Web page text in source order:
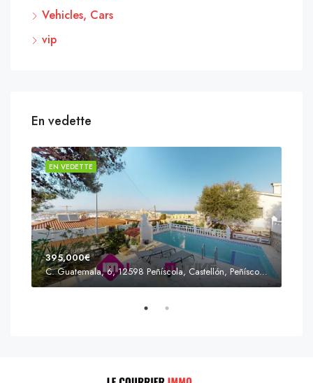
Vehicles, Cars
vip
En vedette
EN VEDETTE
395,000€
C. Guatemala, 6, 12598 Peñíscola, Castellón, Peñíscola, Communauté valencienne